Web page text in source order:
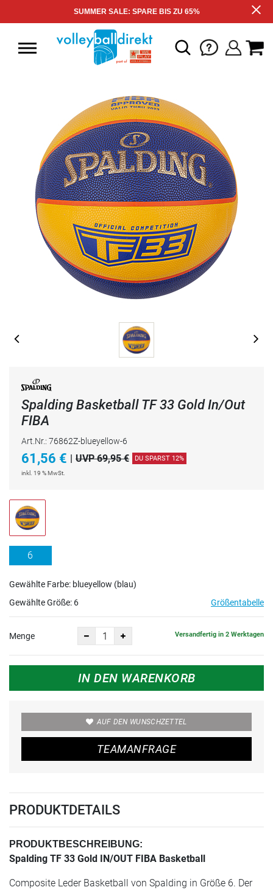
SUMMER SALE: SPARE BIS ZU 65%
Spalding Basketball TF 33 Gold In/Out
FIBA
Art.Nr.: 76862Z-blueyellow-6
61,56 € | UVP 69,95 € DU SPARST 12%
inkl. 19 % MwSt.
6
Gewählte Farbe: blueyellow (blau)
Gewählte Größe: 6 Größentabelle
Menge Versandfertig in 2 Werktagen
IN DEN WARENKORB
AUF DEN WUNSCHZETTEL
TEAMANFRAGE
PRODUKTDETAILS
PRODUKTBESCHREIBUNG:
Spalding TF 33 Gold IN/OUT FIBA Basketball
Composite Leder Basketball von Spalding in Größe 6. Der